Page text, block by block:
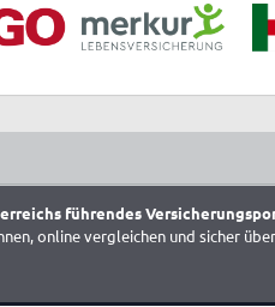
führendes
online vergleichen und sicher